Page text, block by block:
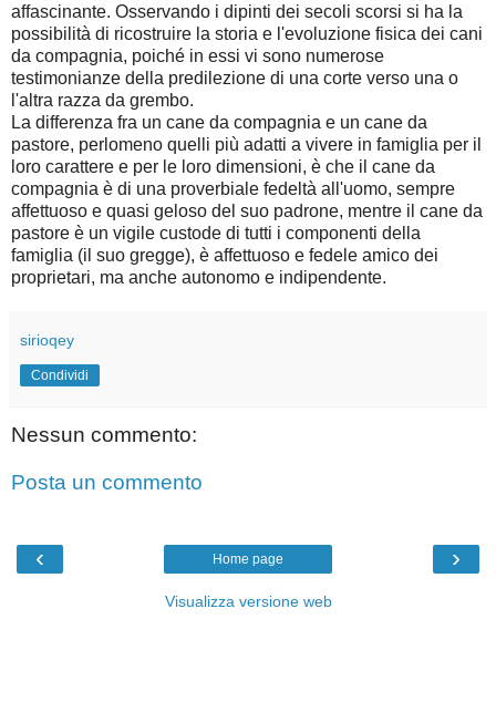
affascinante. Osservando i dipinti dei secoli scorsi si ha la
possibilità di ricostruire la storia e l'evoluzione fisica dei cani
da compagnia, poiché in essi vi sono numerose
testimonianze della predilezione di una corte verso una o
l'altra razza da grembo.
La differenza fra un cane da compagnia e un cane da
pastore, perlomeno quelli più adatti a vivere in famiglia per il
loro carattere e per le loro dimensioni, è che il cane da
compagnia è di una proverbiale fedeltà all'uomo, sempre
affettuoso e quasi geloso del suo padrone, mentre il cane da
pastore è un vigile custode di tutti i componenti della
famiglia (il suo gregge), è affettuoso e fedele amico dei
proprietari, ma anche autonomo e indipendente.
sirioqey
Condividi
Nessun commento:
Posta un commento
‹ ›
Home page
Visualizza versione web